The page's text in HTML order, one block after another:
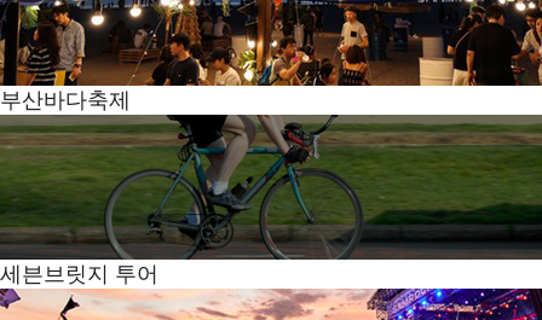
부산바다축제
세븐브릿지 투어